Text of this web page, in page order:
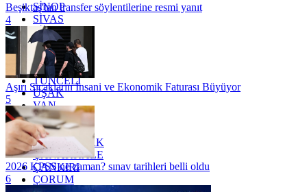
SİNOP
SİVAS
SİİRT
TEKİRDAĞ
TOKAT
TRABZON
TUNCELİ
UŞAK
VAN
YALOVA
YOZGAT
ZONGULDAK
ÇANAKKALE
ÇANKIRI
ÇORUM
Beşiktaş'tan transfer söylentilerine resmi yanıt
4
Aşırı Sıcakların İnsani ve Ekonomik Faturası Büyüyor
5
2026 KPSS ne zaman? sınav tarihleri belli oldu
6